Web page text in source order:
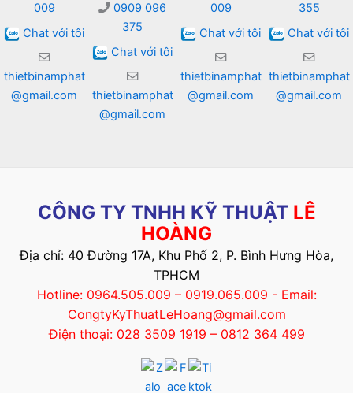
009
Chat với tôi
thietbinamphat
@gmail.com
0909 096
375
Chat với tôi
thietbinamphat
@gmail.com
009
Chat với tôi
thietbinamphat
@gmail.com
355
Chat với tôi
thietbinamphat
@gmail.com
CÔNG TY TNHH KỸ THUẬT LÊ
HOÀNG
Địa chỉ: 40 Đường 17A, Khu Phố 2, P. Bình Hưng Hòa,
TPHCM
Hotline: 0964.505.009 – 0919.065.009 - Email:
CongtyKyThuatLeHoang@gmail.com
Điện thoại: 028 3509 1919 – 0812 364 499